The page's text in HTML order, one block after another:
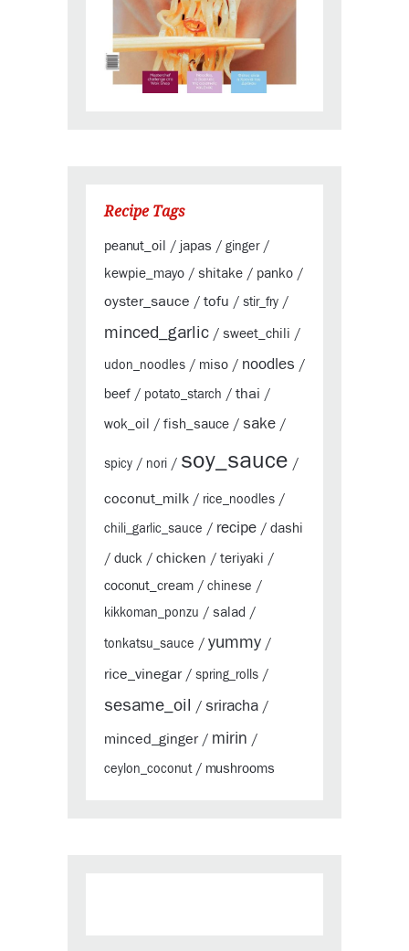
Recipe Tags
peanut_oil / japas / ginger/
kewpie_mayo / shitake / panko /
oyster_sauce / tofu / stir_fry /
minced_garlic / sweet_chili /
udon_noodles / miso / noodles /
beef / potato_starch / thai /
wok_oil / fish_sauce / sake /
spicy / nori / soy_sauce /
coconut_milk / rice_noodles /
chili_garlic_sauce / recipe / dashi
/ duck / chicken / teriyaki /
coconut_cream / chinese /
kikkoman_ponzu / salad /
tonkatsu_sauce / yummy /
rice_vinegar/ spring_rolls /
sesame_oil / sriracha /
minced_ginger/ mirin /
ceylon_coconut / mushrooms